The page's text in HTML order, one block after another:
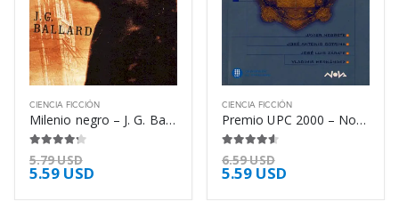
CIENCIA FICCIÓN
Milenio negro – J. G. Ballard
5.79USD
5.59 USD
CIENCIA FICCIÓN
Premio UPC 2000 – Novela Corta de Ciencia – Javier Negrete
6.59USD
5.59 USD